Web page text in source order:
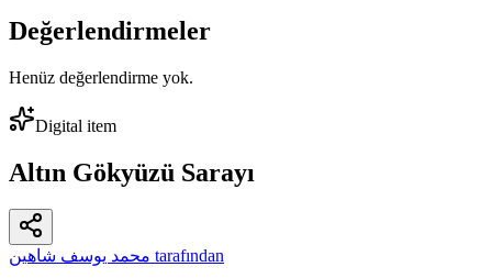
Değerlendirmeler
Henüz değerlendirme yok.
Digital item
Altın Gökyüzü Sarayı
محمد يوسف شاهين tarafından